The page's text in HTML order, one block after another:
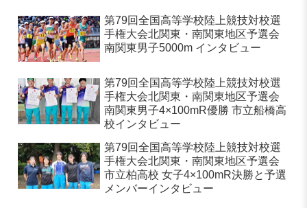
第79回全国高等学校陸上競技対校選
手権大会北関東・南関東地区予選会
南関東男子5000m インタビュー
第79回全国高等学校陸上競技対校選
手権大会北関東・南関東地区予選会
南関東男子4×100mR優勝 市立船橋高
校インタビュー
第79回全国高等学校陸上競技対校選
手権大会北関東・南関東地区予選会
市立柏高校 女子4×100mR決勝と予選
メンバーインタビュー